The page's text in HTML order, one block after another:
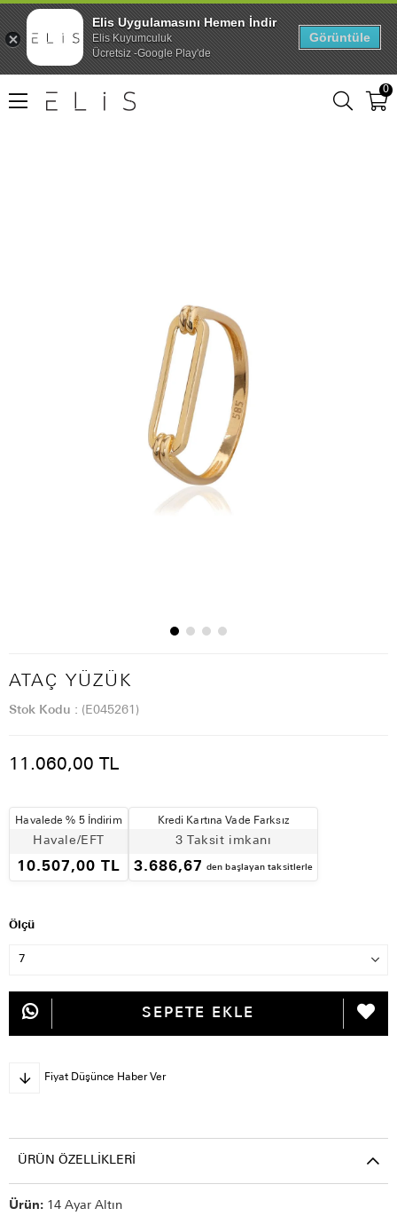
0
ATAÇ YÜZÜK
Stok Kodu (E045261)
11.060,00 TL
Havalede % 5 İndirim
Havale/EFT
10.507,00 TL
Kredi Kartına Vade Farksız
3 Taksit imkanı
3.686,67 den başlayan taksitlerle
Ölçü
Fiyat Düşünce Haber Ver
ÜRÜN ÖZELLIKLERI
Ürün: 14 Ayar Altın
Elis Uygulamasını Hemen İndir
Elis Kuyumculuk
Ücretsiz -Google Play'de
Görüntüle